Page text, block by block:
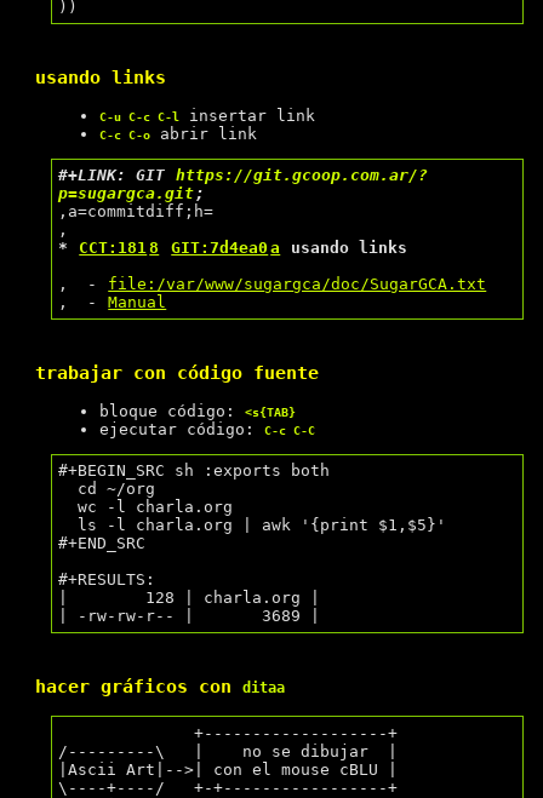
usando links
C-u C-c C-l insertar link
C-c C-oabrir link
#+LINK: GIT https://git.gcoop.com.ar/?
p=sugargca.git ;
,a=commitdiff;h=
*
CCT:1818 GIT:7d4ea0 a
usando links
,  -
file:/var/www/sugargca/doc/SugarGCA.txt
,  - Manual
trabajar con código fuente
bloque código: <s{TAB}
ejecutar código: C-c C-C
#+BEGIN_SRC sh :exports both
  wc -l charla.org
#+END_SRC
#+RESULTS:
|        128 | charla.org |
hacer gráficos con ditaa
              +-------------------+
/---------\   |    no se dibujar  |
|Ascii Art|-->| con el mouse cBLU |
\----+----/   +-+-----------------+